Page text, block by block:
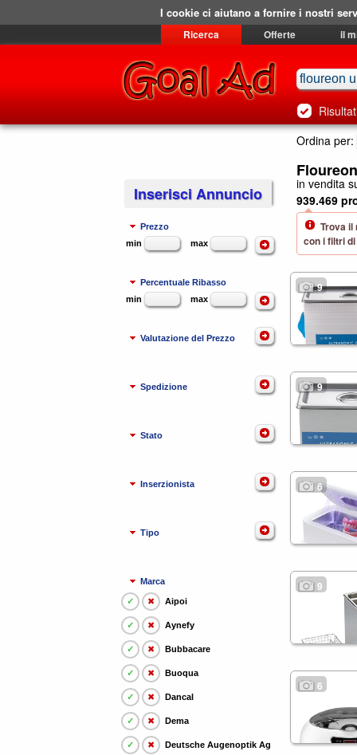
Ricerca Offerte il
Ordina per:
in vendita
Trova il
con i filtri
939.469
Inserisci Annuncio
Prezzo
min
max
Percentuale Ribasso
min
max
Valutazione del Prezzo
Spedizione
Stato
Inserzionista
Tipo
Marca
✓ ✖ Aipoi
✓ ✖ Aynefy
✓ ✖ Bubbacare
✓ ✖ Buoqua
✓ ✖ Dancal
✓ ✖ Dema
✓ ✖ Deutsche Augenoptik Ag
9
9
6
9
6
I cookie ci aiutano a fornire i nostri